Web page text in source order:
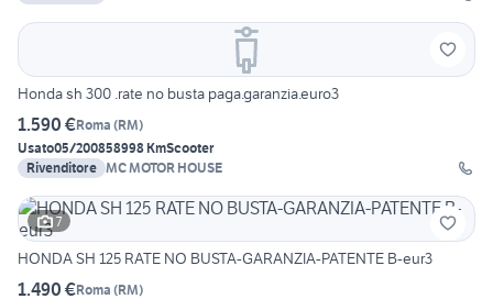
Honda sh 300 .rate no busta paga.garanzia.euro3
1.590 €Roma (RM)
Usato05/200858998 KmScooter
Rivenditore MC MOTOR HOUSE
7
HONDA SH 125 RATE NO BUSTA-GARANZIA-PATENTE B-eur3
1.490 €Roma (RM)